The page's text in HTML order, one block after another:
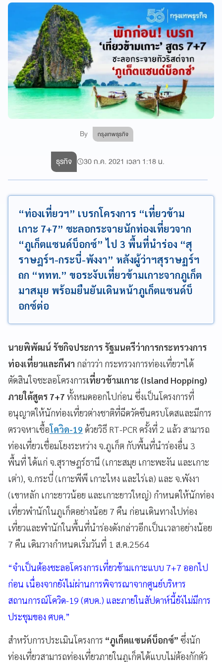
By กรุงเทพธุรกิจ
ธุรกิจ 30 ก.ค. 2021 เวลา 1:18 น.
“ท่องเที่ยวฯ” เบรกโครงการ “เที่ยวข้าม
เกาะ 7+7” ชะลอกระจายนักท่องเที่ยวจาก
“ภูเก็ตแซนด์บ็อกซ์” ไป 3 พื้นที่นำร่อง “สุ
ราษฎร์ฯ-กระบี่-พังงา” หลังผู้ว่าฯสุราษฏร์ฯ
ถก “ททท.” ขอระงับเที่ยวข้ามเกาะจากภูเก็ต
มาสมุย พร้อมยืนยันเดินหน้าภูเก็ตแซนด์บ็
อกซ์ต่อ
นายพิพัฒน์ รัชกิจประการ รัฐมนตรีว่าการกระทรวงการ
ท่องเที่ยวและกีฬา กล่าวว่า กระทรวงการท่องเที่ยวฯได้
ตัดสินใจชะลอโครงการเที่ยวข้ามเกาะ (Island Hopping)
ภายใต้สูตร 7+7 ทั้งหมดออกไปก่อน ซึ่งเป็นโครงการที่
อนุญาตให้นักท่องเที่ยวต่างชาติที่ฉีดวัคซีนครบโดสและมีการ
ตรวจหาเชื้อโควิด-19 ด้วยวิธี RT-PCR ครั้งที่ 2 แล้ว สามารถ
ท่องเที่ยวเชื่อมโยงระหว่าง จ.ภูเก็ต กับพื้นที่นำร่องอื่น 3
พื้นที่ ได้แก่ จ.สุราษฎร์ธานี (เกาะสมุย เกาะพะงัน และเกาะ
เต่า), จ.กระบี่ (เกาะพีพี เกาะไหง และไร่เล) และ จ.พังงา
(เขาหลัก เกาะยาวน้อย และเกาะยาวใหญ่) กำหนดให้นักท่อง
เที่ยวพำนักในภูเก็ตอย่างน้อย 7 คืน ก่อนเดินทางไปท่อง
เที่ยวและพำนักในพื้นที่นำร่องดังกล่าวอีกเป็นเวลาอย่างน้อย
7 คืน เดิมวางกำหนดเริ่มวันที่ 1 ส.ค.2564
“จำเป็นต้องชะลอโครงการเที่ยวข้ามเกาะแบบ 7+7 ออกไป
ก่อน เนื่องจากยังไม่ผ่านการพิจารณาจากศูนย์บริหาร
สถานการณ์โควิด-19 (ศบค.) และภายในสัปดาห์นี้ยังไม่มีการ
ประชุมของ ศบค.”
สำหรับการประเมินโครงการ “ภูเก็ตแซนด์บ็อกซ์” ซึ่งนัก
ท่องเที่ยวสามารถท่องเที่ยวภายในภูเก็ตได้แบบไม่ต้องกักตัว